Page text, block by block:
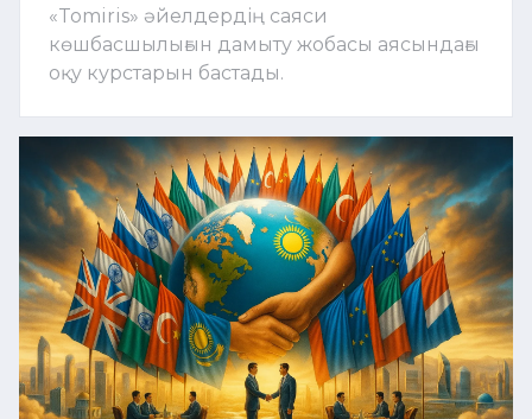
«Tomiris» әйелдердің саяси
көшбасшылығын дамыту жобасы аясындағы
оқу курстарын бастады.